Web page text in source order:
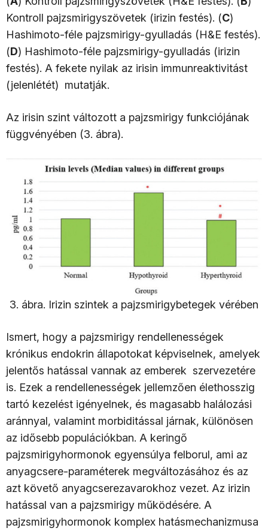
Kontroll pajzsmirigyszövetek (irizin festés). (C)
Hashimoto-féle pajzsmirigy-gyulladás (H&E festés).
(D) Hashimoto-féle pajzsmirigy-gyulladás (irizin
festés). A fekete nyilak az irisin immunreaktivitást
(jelenlétét) mutatják.
Az irisin szint változott a pajzsmirigy funkciójának
függvényében (3. ábra).
3. ábra. Irizin szintek a pajzsmirigybetegek vérében
Ismert, hogy a pajzsmirigy rendellenességek
krónikus endokrin állapotokat képviselnek, amelyek
jelentős hatással vannak az emberek szervezetére
is. Ezek a rendellenességek jellemzően élethosszig
tartó kezelést igényelnek, és magasabb halálozási
aránnyal, valamint morbiditással járnak, különösen
az idősebb populációkban. A keringő
pajzsmirigyhormonok egyensúlya felborul, ami az
anyagcsere-paraméterek megváltozásához és az
azt követő anyagcserezavarokhoz vezet. Az irizin
hatással van a pajzsmirigy működésére. A
pajzsmirigyhormonok komplex hatásmechanizmusa